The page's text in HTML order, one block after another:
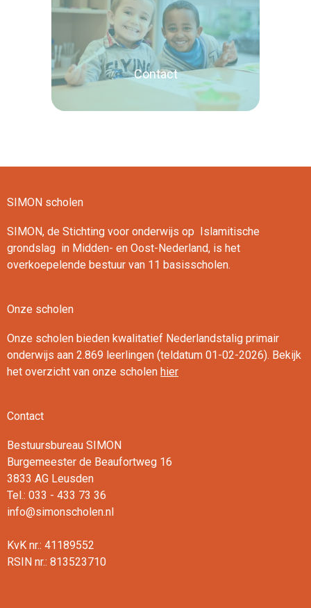
Lees verder
Contact
SIMON scholen
SIMON, de Stichting voor onderwijs op Islamitische
grondslag in Midden- en Oost-Nederland, is het
overkoepelende bestuur van 11 basisscholen.
Onze scholen
Onze scholen bieden kwalitatief Nederlandstalig primair
onderwijs aan 2.869 leerlingen (teldatum 01-02-2026). Bekijk
het overzicht van onze scholen hier
Contact
Bestuursbureau SIMON
Burgemeester de Beaufortweg 16
3833 AG Leusden
Tel.: 033 - 433 73 36
info@simonscholen.nl
KvK nr.: 41189552
RSIN nr.: 813523710